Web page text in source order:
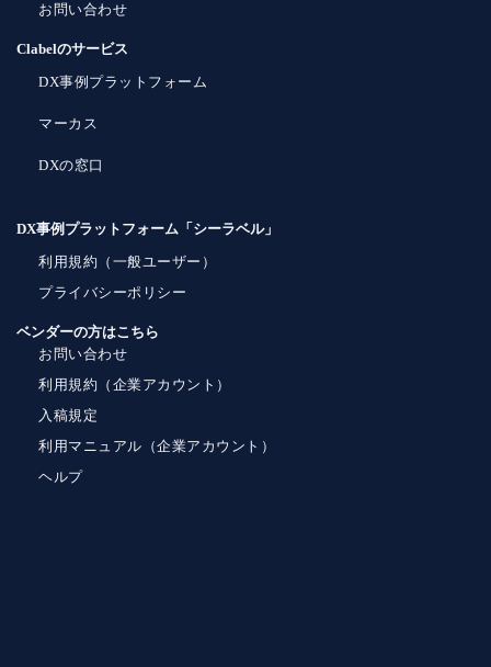
お問い合わせ
Clabelのサービス
DX事例プラットフォーム
マーカス
DXの窓口
DX事例プラットフォーム「シーラベル」
利用規約（一般ユーザー）
プライバシーポリシー
ベンダーの方はこちら
お問い合わせ
利用規約（企業アカウント）
入稿規定
利用マニュアル（企業アカウント）
ヘルプ